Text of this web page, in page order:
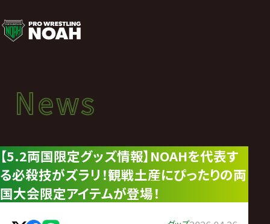
ニ
ュ
ー
ス
|
プ
ロ
News
ニュース
News
【5.2両国限定グッズ情報】NOAHを代表す
る必殺技がズラリ！観戦土産にぴったりの両
国大会限定アイテムが登場！